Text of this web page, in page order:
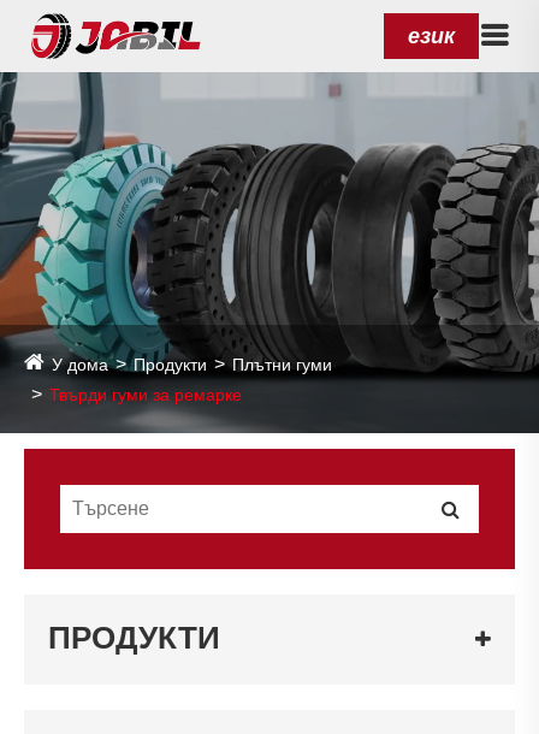
език
У дома Продукти
Плътни гуми
Твърди гуми за ремарке
ПРОДУКТИ